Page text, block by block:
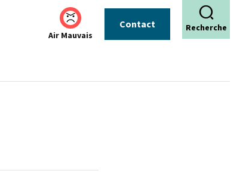
Air Mauvais
Contact Recherche